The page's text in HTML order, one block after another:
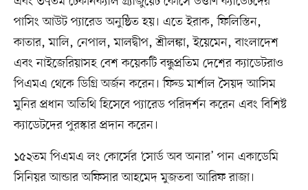
পাসিং আউট প্যারেড অনুষ্ঠিত হয়। এতে ইরাক, ফিলিস্তিন,
কাতার, মালি, নেপাল, মালদ্বীপ, শ্রীলঙ্কা, ইয়েমেন, বাংলাদেশ
এবং নাইজেরিয়াসহ বেশ কয়েকটি বন্ধুপ্রতিম দেশের ক্যাডেটরাও
পিএমএ থেকে ডিগ্রি অর্জন করেন। ফিল্ড মার্শাল সৈয়দ আসিম
মুনির প্রধান অতিথি হিসেবে প্যারেড পরিদর্শন করেন এবং বিশিষ্ট
ক্যাডেটদের পুরস্কার প্রদান করেন।
১৫২তম পিএমএ লং কোর্সের ‘সোর্ড অব অনার’ পান একাডেমি
সিনিয়র আন্ডার অফিসার আহমেদ মুজতবা আরিফ রাজা।